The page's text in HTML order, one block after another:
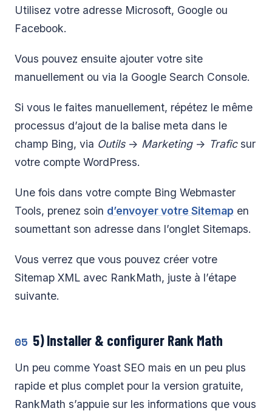
Utilisez votre adresse Microsoft, Google ou
Facebook.
Vous pouvez ensuite ajouter votre site
manuellement ou via la Google Search Console.
Si vous le faites manuellement, répétez le même
processus d’ajout de la balise meta dans le
champ Bing, via Outils-> Marketing-> Traficsur
votre compte WordPress.
Une fois dans votre compte Bing Webmaster
Tools, prenez soin d’envoyer votre Sitemap en
soumettant son adresse dans l’onglet Sitemaps.
Vous verrez que vous pouvez créer votre
Sitemap XML avec RankMath, juste à l’étape
suivante.
05 5) Installer & configurer Rank Math
Un peu comme Yoast SEO mais en un peu plus
rapide et plus complet pour la version gratuite,
RankMath s’appuie sur les informations que vous